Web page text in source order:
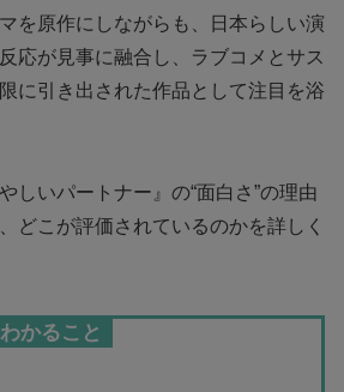
を原作にしながらも、日本らしい演
応が見事に融合し、ラブコメとサス
に引き出された作品として注目を浴
しいパートナー』の“面白さ”の理由
どこが評価されているのかを詳しく
かること